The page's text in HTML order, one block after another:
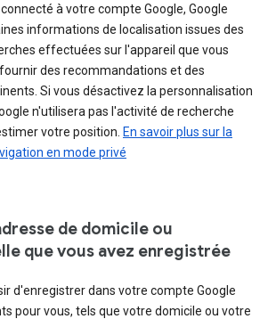
à votre compte Google, Google
informations de localisation issues des
effectuées sur l'appareil que vous
des recommandations et des
Si vous désactivez la personnalisation
n'utilisera pas l'activité de recherche
votre position. En savoir plus sur la
en mode privé
de domicile ou
que vous avez enregistrée
d'enregistrer dans votre compte Google
pour vous, tels que votre domicile ou votre